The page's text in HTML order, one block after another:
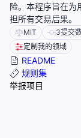
险。本程序旨在为
担所有交易后果。
MIT 3提交
定制我的领域
README
规则集
举报项目